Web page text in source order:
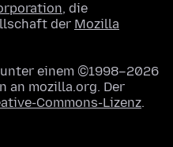
, die
der Mozilla
einem ©1998–2026
an mozilla.org. Der
Commons-Lizenz.